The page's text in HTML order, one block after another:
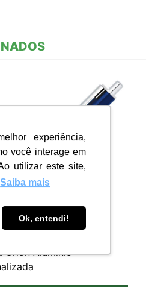
experiência,
você interage em
utilizar este site,
Saiba mais
Ok, entendi!
Orion Alumínio